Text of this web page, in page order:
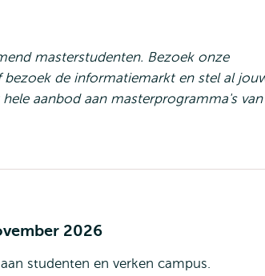
masterstudenten. Bezoek onze
de informatiemarkt en stel al
aanbod aan masterprogramma's van
2026
studenten en verken campus.